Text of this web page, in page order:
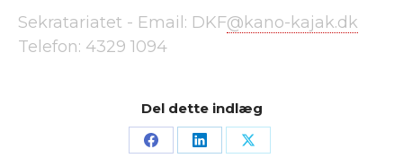
Sekratariatet - Email: DKF@kano-kajak.dk
Telefon: 4329 1094
Del dette indlæg